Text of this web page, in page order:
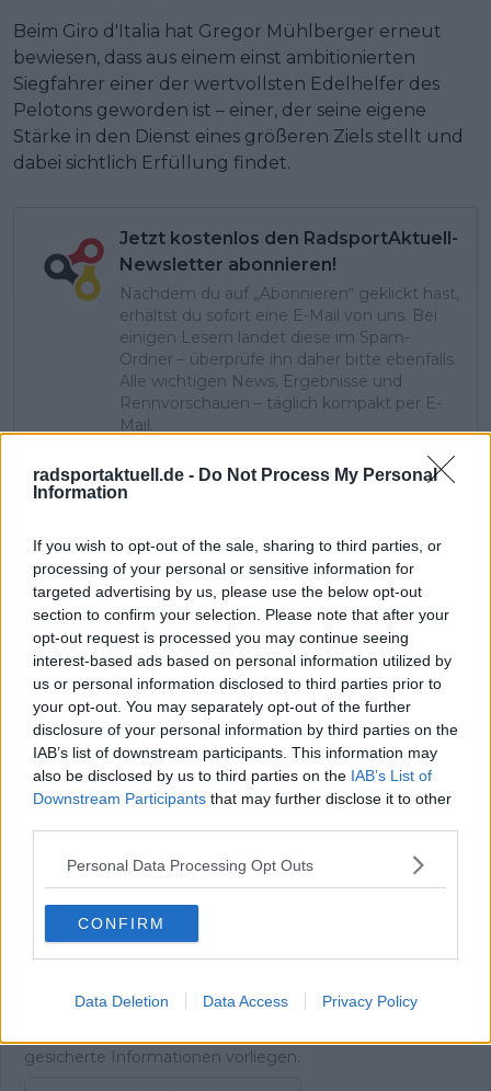
radsportaktuell.de - Do Not Process My Personal
Information
If you wish to opt-out of the sale, sharing to third parties, or
processing of your personal or sensitive information for
targeted advertising by us, please use the below opt-out
section to confirm your selection. Please note that after your
opt-out request is processed you may continue seeing
interest-based ads based on personal information utilized by
us or personal information disclosed to third parties prior to
your opt-out. You may separately opt-out of the further
disclosure of your personal information by third parties on the
IAB’s list of downstream participants. This information may
also be disclosed by us to third parties on the IAB’s List of
Downstream Participants that may further disclose it to other
Personal Data Processing Opt Outs
CONFIRM
Data Deletion Data Access Privacy Policy
Beim Giro d'Italia hat Gregor Mühlberger erneut
bewiesen, dass aus einem einst ambitionierten
Siegfahrer einer der wertvollsten Edelhelfer des
Pelotons geworden ist – einer, der seine eigene
Stärke in den Dienst eines größeren Ziels stellt und
dabei sichtlich Erfüllung findet.
Jetzt kostenlos den RadsportAktuell-
Newsletter abonnieren!
Nachdem du auf „Abonnieren“ geklickt hast,
erhältst du sofort eine E-Mail von uns. Bei
einigen Lesern landet diese im Spam-
Ordner – überprüfe ihn daher bitte ebenfalls.
Alle wichtigen News, Ergebnisse und
Rennvorschauen – täglich kompakt per E-
Mail.
Theo Stodiek
Redakteur
Theo ist seit 2025 Teil der Redaktion von
Radsportaktuell.de und berichtet über den
professionellen Radsport. Ein Schwerpunkt seiner Arbeit
liegt auf Liveblogs zu wichtigen Renntagen und Etappen,
bei denen er das Geschehen in Echtzeit begleitet und
Ergebnisse sowie taktische Entwicklungen fortlaufend
einordnet. Darüber hinaus schreibt er aktuelle Berichte
und Hintergrundtexte rund um Teams, Fahrer und den
Praktikant und später als Werkstudent beim Online-
Ressortjournalismus an einer Hochschule. Theo arbeitet
aus München und ist in seiner redaktionellen Arbeit eng
mit den Kolleginnen und Kollegen der
und Oliver Ried. In seiner Berichterstattung legt er Wert
auf sorgfältige Quellenprüfung, klare Einordnung und die
gesicherte Informationen vorliegen.